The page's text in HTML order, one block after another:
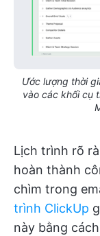
Ước lượng thời
vào các khối cụ
Lịch trình rõ
hoàn thành
chìm trong
trình ClickUp
này bằng